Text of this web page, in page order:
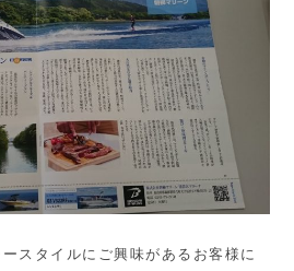
スタイルにご興味があるお客様に